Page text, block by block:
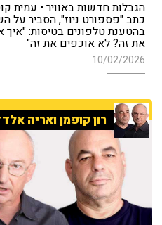
הגבלות חדשות באוויר • עמית
כתב "פספורט ניוז", הסביר על
בהטענת טלפונים בטיסות: "איך
את זה? לא אוכפים את זה"
10/02/2026
רון קופמן ואריה